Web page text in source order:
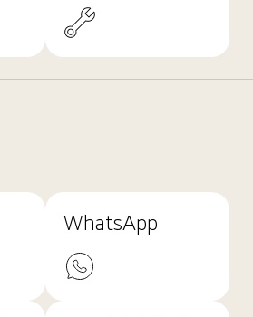
WhatsApp